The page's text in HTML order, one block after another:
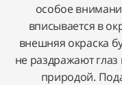
особое
вписывается в
внешняя окраска
не раздражают
природой.